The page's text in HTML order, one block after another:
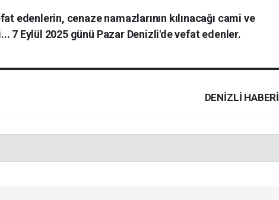
edenlerin, cenaze namazlarının kılınacağı cami ve
7 Eylül 2025 günü Pazar Denizli'de vefat edenler.
DENIZLI HABERİ